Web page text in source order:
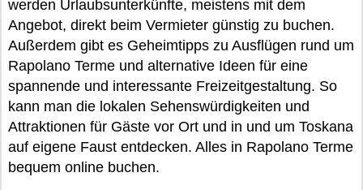
werden Urlaubsunterkünfte, meistens mit dem
Angebot, direkt beim Vermieter günstig zu buchen.
Außerdem gibt es Geheimtipps zu Ausflügen rund um
Rapolano Terme und alternative Ideen für eine
spannende und interessante Freizeitgestaltung. So
kann man die lokalen Sehenswürdigkeiten und
Attraktionen für Gäste vor Ort und in und um Toskana
auf eigene Faust entdecken. Alles in Rapolano Terme
bequem online buchen.